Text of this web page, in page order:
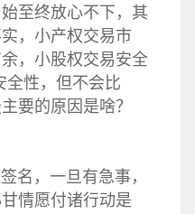
至终放心不下，其
，小产权交易市
，小股权交易安全
全性，但不会比
要的原因是啥？
，一旦有急事，
情愿付诸行动是